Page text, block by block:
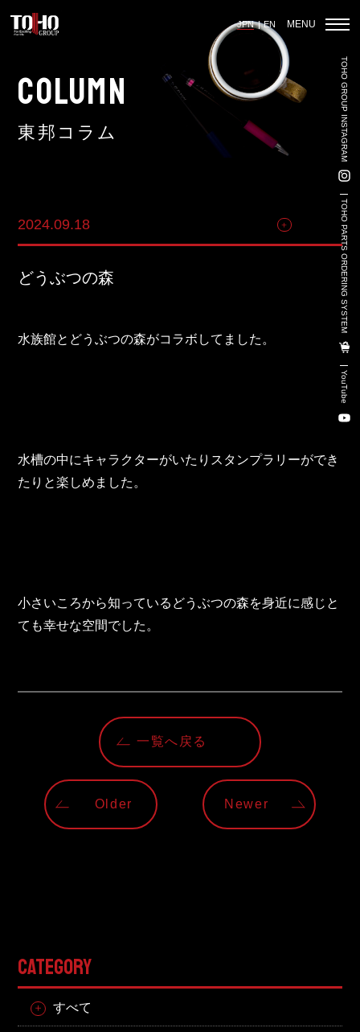
JPN EN MENU
中古車販売事業
輸出入事業
株式会社 ワールドパーツ
東邦グループの採用情報
東邦グループからのお知らせ
東邦コラム
お問い合わせ
YouTube
TOHO GROUP INSTAGRAM
TOHO PARTS ORDERING SYSTEM
YouTube
COLUMN
東邦コラム
2024.09.18 その他
どうぶつの森
水族館とどうぶつの森がコラボしてました。
水槽の中にキャラクターがいたりスタンプラリーができ
たりと楽しめました。
小さいころから知っているどうぶつの森を身近に感じと
ても幸せな空間でした。
一覧へ戻る
Older Newer
CATEGORY
すべて